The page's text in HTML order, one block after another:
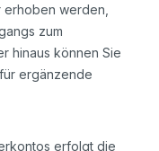
werden,
zum
hinaus können Sie
ergänzende
erfolgt die